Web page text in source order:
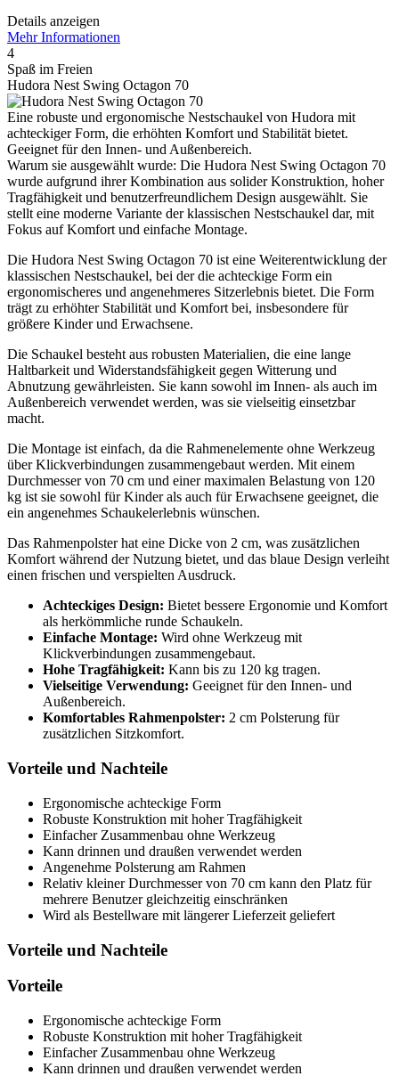
Details anzeigen
Mehr Informationen
4
Spaß im Freien
Hudora Nest Swing Octagon 70
Eine robuste und ergonomische Nestschaukel von Hudora mit
achteckiger Form, die erhöhten Komfort und Stabilität bietet.
Geeignet für den Innen- und Außenbereich.
Warum sie ausgewählt wurde: Die Hudora Nest Swing Octagon 70
wurde aufgrund ihrer Kombination aus solider Konstruktion, hoher
Tragfähigkeit und benutzerfreundlichem Design ausgewählt. Sie
stellt eine moderne Variante der klassischen Nestschaukel dar, mit
Fokus auf Komfort und einfache Montage.
Die Hudora Nest Swing Octagon 70 ist eine Weiterentwicklung der
klassischen Nestschaukel, bei der die achteckige Form ein
ergonomischeres und angenehmeres Sitzerlebnis bietet. Die Form
trägt zu erhöhter Stabilität und Komfort bei, insbesondere für
größere Kinder und Erwachsene.
Die Schaukel besteht aus robusten Materialien, die eine lange
Haltbarkeit und Widerstandsfähigkeit gegen Witterung und
Abnutzung gewährleisten. Sie kann sowohl im Innen- als auch im
Außenbereich verwendet werden, was sie vielseitig einsetzbar
macht.
Die Montage ist einfach, da die Rahmenelemente ohne Werkzeug
über Klickverbindungen zusammengebaut werden. Mit einem
Durchmesser von 70 cm und einer maximalen Belastung von 120
kg ist sie sowohl für Kinder als auch für Erwachsene geeignet, die
ein angenehmes Schaukelerlebnis wünschen.
Das Rahmenpolster hat eine Dicke von 2 cm, was zusätzlichen
Komfort während der Nutzung bietet, und das blaue Design verleiht
einen frischen und verspielten Ausdruck.
Achteckiges Design: Bietet bessere Ergonomie und Komfort
als herkömmliche runde Schaukeln.
Einfache Montage: Wird ohne Werkzeug mit
Klickverbindungen zusammengebaut.
Hohe Tragfähigkeit: Kann bis zu 120 kg tragen.
Vielseitige Verwendung: Geeignet für den Innen- und
Außenbereich.
Komfortables Rahmenpolster: 2 cm Polsterung für
zusätzlichen Sitzkomfort.
Vorteile und Nachteile
Ergonomische achteckige Form
Robuste Konstruktion mit hoher Tragfähigkeit
Einfacher Zusammenbau ohne Werkzeug
Kann drinnen und draußen verwendet werden
Angenehme Polsterung am Rahmen
Relativ kleiner Durchmesser von 70 cm kann den Platz für
mehrere Benutzer gleichzeitig einschränken
Wird als Bestellware mit längerer Lieferzeit geliefert
Vorteile und Nachteile
Vorteile
Ergonomische achteckige Form
Robuste Konstruktion mit hoher Tragfähigkeit
Einfacher Zusammenbau ohne Werkzeug
Kann drinnen und draußen verwendet werden